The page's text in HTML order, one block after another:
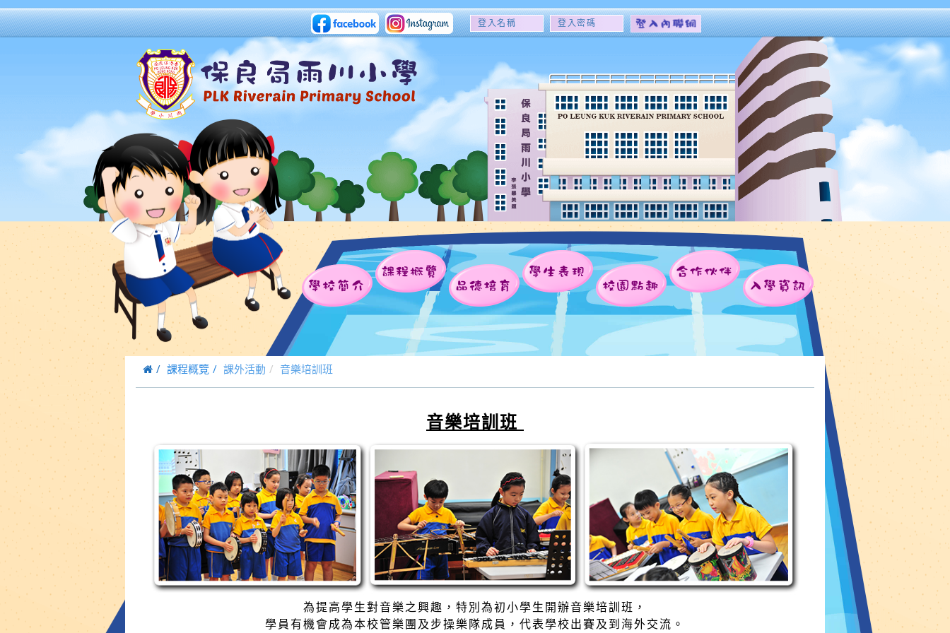
登
名
稱
登
密
碼
學校簡介
課程概覽
品德培育
學生表現
校園點趣
合作伙伴
入學資訊
課程概覽 課外活動 音樂培訓班
音樂培訓班
為提高學生對音樂之興趣，特別為初小學生開辦音樂培訓班，
學員有機會成為本校管樂團及步操樂隊成員，代表學校出賽及到海外交流。